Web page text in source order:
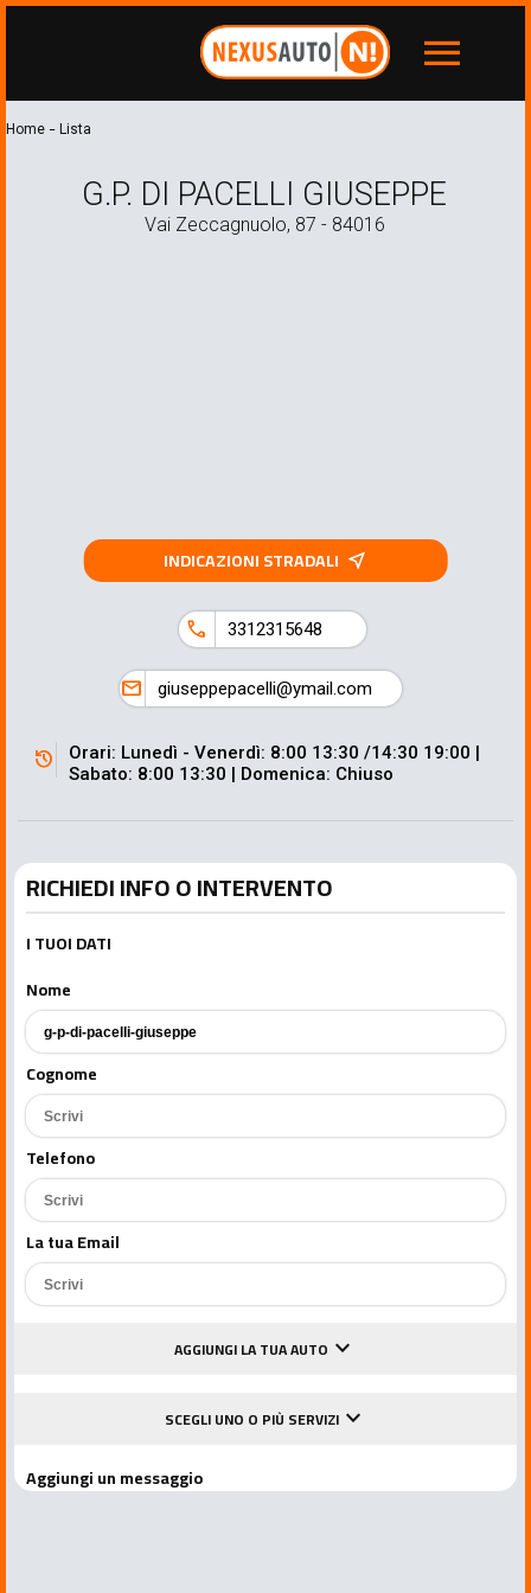
menu
Home - Lista
G.P. DI PACELLI GIUSEPPE
Vai Zeccagnuolo, 87 - 84016
INDICAZIONI STRADALI near_me
call 3312315648
mail giuseppepacelli@ymail.com
history
Orari: Lunedì - Venerdì: 8:00 13:30 /14:30 19:00 |
Sabato: 8:00 13:30 | Domenica: Chiuso
RICHIEDI INFO O INTERVENTO
I TUOI DATI
Nome
Cognome
Telefono
La tua Email
AGGIUNGI LA TUA AUTO keyboard_arrow_down
SCEGLI UNO O PIÙ SERVIZIkeyboard_arrow_down
Aggiungi un messaggio